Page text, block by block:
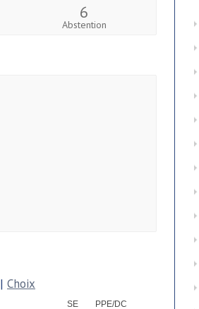
6
Abstention
| Choix
SE
PPE/DC